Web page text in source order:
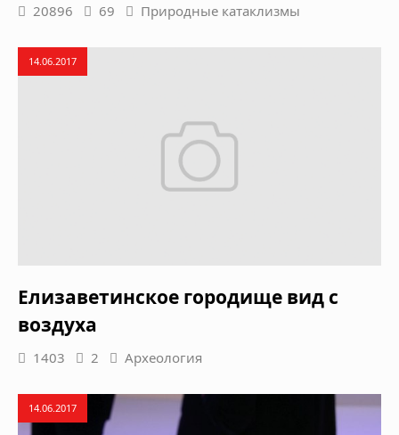
20896 69 Природные катаклизмы
14.06.2017
Елизаветинское городище вид с
воздуха
1403 2 Археология
14.06.2017